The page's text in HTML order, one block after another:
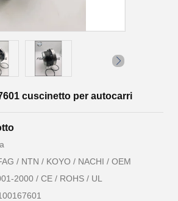
cuscinetto per autocarri
/ NTN / KOYO / NACHI / OEM
2000 / CE / ROHS / UL